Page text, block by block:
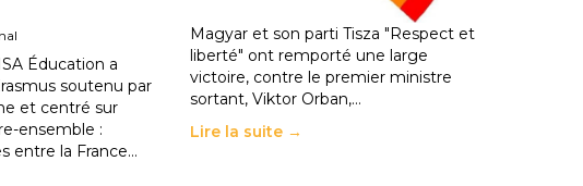
Éducation a
soutenu par
et centré sur
ensemble :
entre la France…
En Hongrie, le conservateur Peter
Magyar et son parti Tisza "Respect et
liberté" ont remporté une large
victoire, contre le premier ministre
sortant, Viktor Orban,…
Lire la suite →